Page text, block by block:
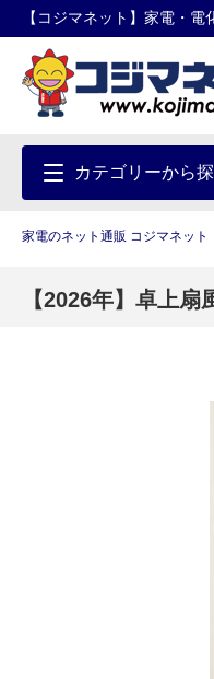
【コジマネット】家電・
カテゴリーから
家電のネット通販 コジマネット
【2026年】卓上